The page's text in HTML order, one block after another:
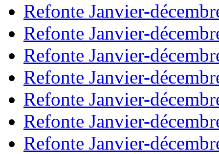
Refonte Janvier-
Refonte Janvier-
Refonte Janvier-
Refonte Janvier-
Refonte Janvier-
Refonte Janvier-
Refonte Janvier-